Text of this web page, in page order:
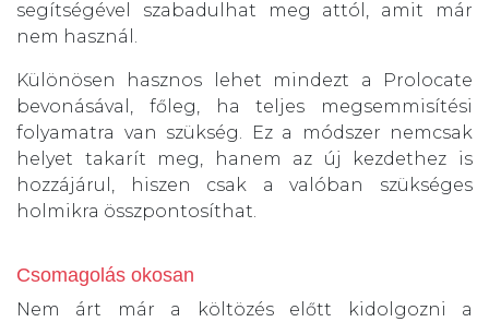
segítségével szabadulhat meg attól, amit már
nem használ.
Különösen hasznos lehet mindezt a Prolocate
bevonásával, főleg, ha teljes megsemmisítési
folyamatra van szükség. Ez a módszer nemcsak
helyet takarít meg, hanem az új kezdethez is
hozzájárul, hiszen csak a valóban szükséges
holmikra összpontosíthat.
Csomagolás okosan
Nem árt már a költözés előtt kidolgozni a